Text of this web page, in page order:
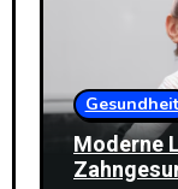
Gesundheit
Moderne